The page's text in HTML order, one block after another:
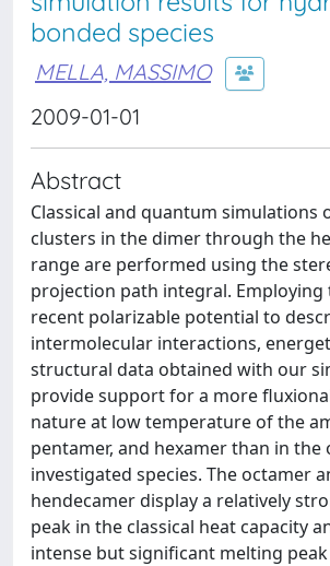
bonded species
MELLA, MASSIMO
2009-01-01
Abstract
Classical and quantum simulations
clusters in the dimer through the
range are performed using the
projection path integral. Employing
recent polarizable potential to
intermolecular interactions,
structural data obtained with our
provide support for a more
nature at low temperature of the
pentamer, and hexamer than in the
investigated species. The octamer
hendecamer display a relatively
peak in the classical heat capacity
intense but significant melting